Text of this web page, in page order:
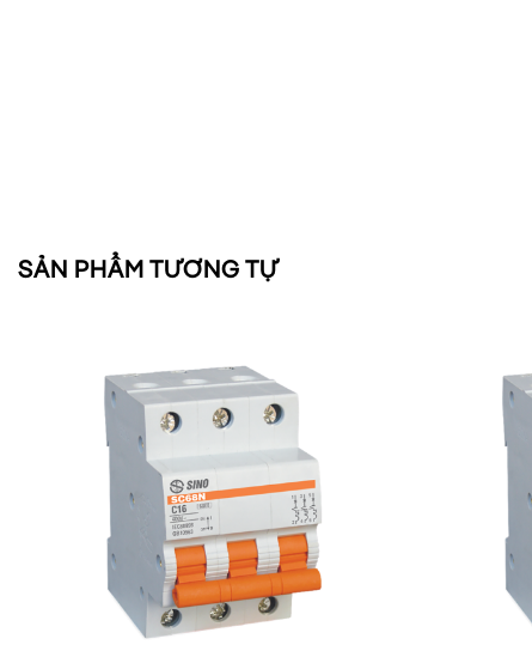
SẢN PHẨM TƯƠNG TỰ